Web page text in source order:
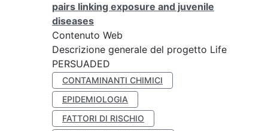
pairs linking exposure and juvenile
diseases
Contenuto Web
Descrizione generale del progetto Life
PERSUADED
CONTAMINANTI CHIMICI
EPIDEMIOLOGIA
FATTORI DI RISCHIO